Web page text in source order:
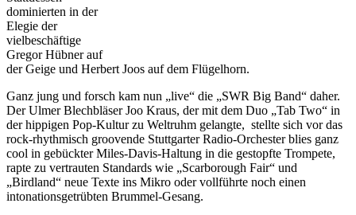
dominierten in der
Elegie der
vielbeschäftige
Gregor Hübner auf
der Geige und Herbert Joos auf dem Flügelhorn.
Ganz jung und forsch kam nun „live“ die „SWR Big Band“ daher.
Der Ulmer Blechbläser Joo Kraus, der mit dem Duo „Tab Two“ in
der hippigen Pop-Kultur zu Weltruhm gelangte, stellte sich vor das
rock-rhythmisch groovende Stuttgarter Radio-Orchester blies ganz
cool in gebückter Miles-Davis-Haltung in die gestopfte Trompete,
rapte zu vertrauten Standards wie „Scarborough Fair“ und
„Birdland“ neue Texte ins Mikro oder vollführte noch einen
intonationsgetrübten Brummel-Gesang.